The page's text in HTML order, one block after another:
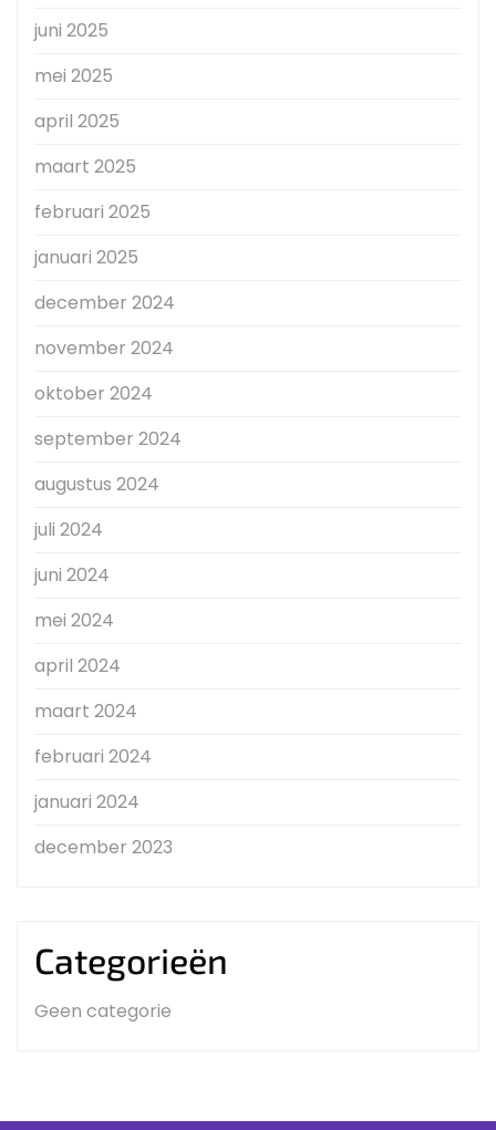
juni 2025
mei 2025
april 2025
maart 2025
februari 2025
januari 2025
december 2024
november 2024
oktober 2024
september 2024
augustus 2024
juli 2024
juni 2024
mei 2024
april 2024
maart 2024
februari 2024
januari 2024
december 2023
Categorieën
Geen categorie